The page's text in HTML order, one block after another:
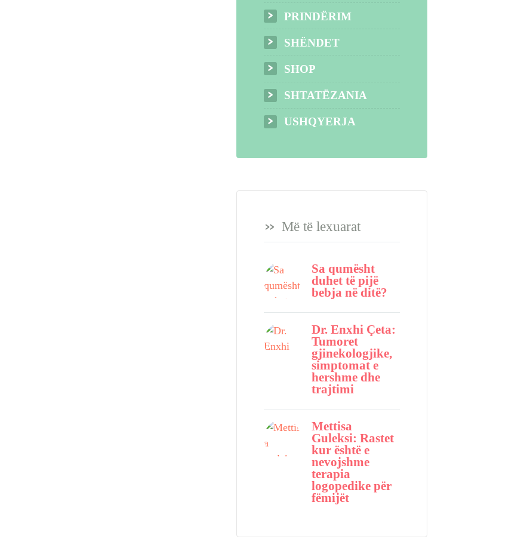
PRINDËRIM
SHËNDET
SHOP
SHTATËZANIA
USHQYERJA
Më të lexuarat
Sa qumësht
duhet të pijë
bebja në ditë?
Dr. Enxhi Çeta:
Tumoret
gjinekologjike,
simptomat e
hershme dhe
trajtimi
Mettisa
Guleksi: Rastet
kur është e
nevojshme
terapia
logopedike për
fëmijët